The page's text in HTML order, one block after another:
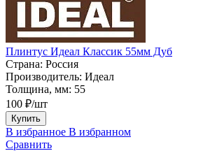
Плинтус Идеал Классик 55мм Дуб
Страна: Россия
Производитель: Идеал
Толщина, мм: 55
100 ₽/шт
Купить
В избранное В избранном
Сравнить